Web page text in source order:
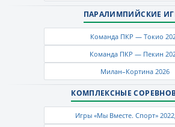
ПАРАЛИМПИЙСКИЕ
Команда ПКР — Токио
Команда ПКР — Пекин
Милан–Кортина 2026
КОМПЛЕКСНЫЕ
Игры «Мы Вместе. Спорт»